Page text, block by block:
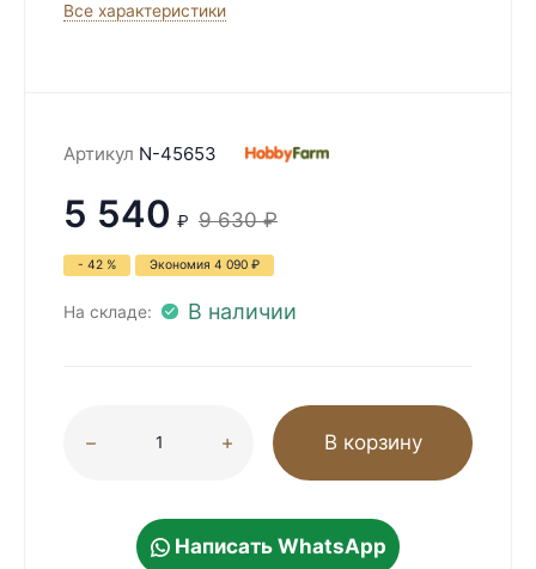
Все характеристики
Артикул N-45653
5 540 ₽ 9 630 ₽
- 42 % Экономия 4 090 ₽
На складе: В наличии
В корзину
Написать WhatsApp